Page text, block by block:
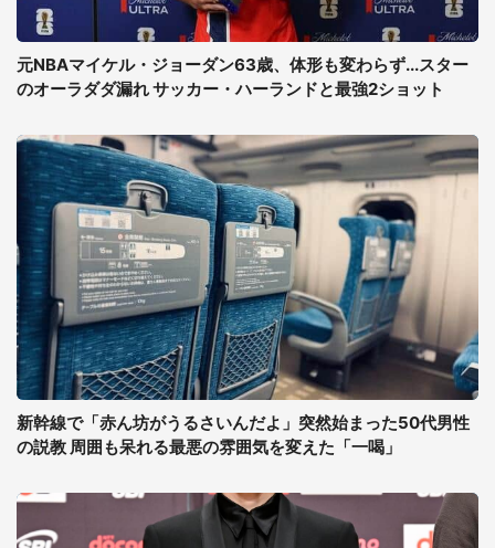
元NBAマイケル・ジョーダン63歳、体形も変わらず...スター
のオーラダダ漏れ サッカー・ハーランドと最強2ショット
新幹線で「赤ん坊がうるさいんだよ」突然始まった50代男性
の説教 周囲も呆れる最悪の雰囲気を変えた「一喝」